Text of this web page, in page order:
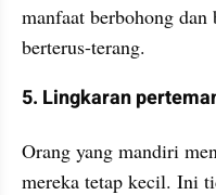
manfaat berbohong
berterus-terang.
5. Lingkaran
Orang yang mandiri
mereka tetap kecil. Ini